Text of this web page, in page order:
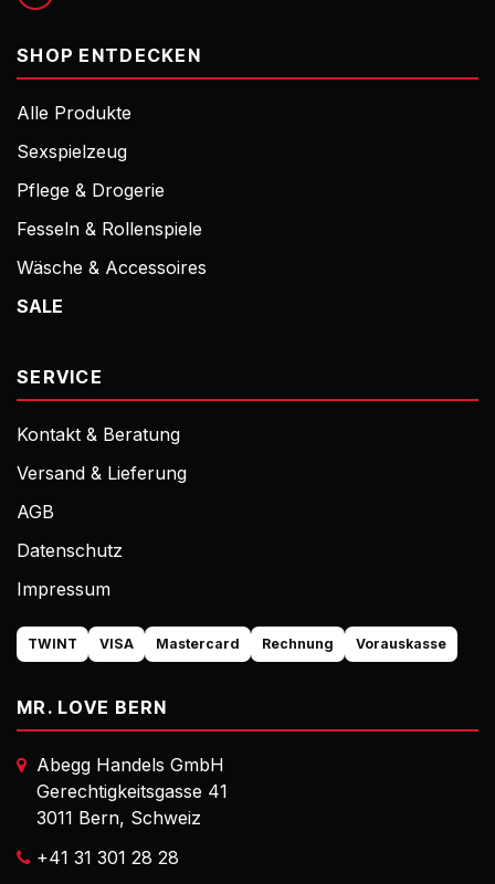
SHOP ENTDECKEN
Alle Produkte
Sexspielzeug
Pflege & Drogerie
Fesseln & Rollenspiele
Wäsche & Accessoires
SALE
SERVICE
Kontakt & Beratung
Versand & Lieferung
AGB
Datenschutz
Impressum
TWINT VISA Mastercard Rechnung Vorauskasse
MR. LOVE BERN
Abegg Handels GmbH
Gerechtigkeitsgasse 41
3011 Bern, Schweiz
+41 31 301 28 28